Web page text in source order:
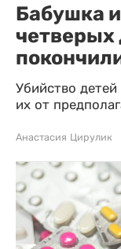
Бабушка
четверых
Убийство
их от
Анастасия Цирулик